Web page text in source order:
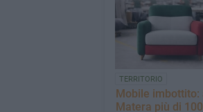
TERRITORIO
Mobile imbottito:
Matera più di 100